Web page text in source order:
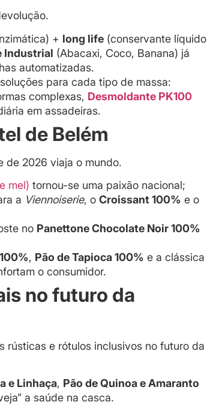
+ long life (conservante líquido
Industrial (Abacaxi, Coco, Banana) já
automatizadas.
para cada tipo de massa:
complexas, Desmoldante PK100
em assadeiras.
de Belém
de 2026 viaja o mundo.
mel) tornou-se uma paixão nacional;
a Viennoiserie, o Croissant 100% e o
no Panettone Chocolate Noir 100%
, Pão de Tapioca 100% e a clássica
o consumidor.
no futuro da
rústicas e rótulos inclusivos no futuro da
e Linhaça, Pão de Quinoa e Amaranto
a saúde na casca.